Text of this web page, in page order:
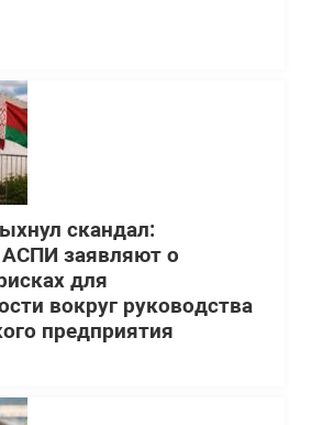
скандал:
заявляют о
для
вокруг руководства
предприятия